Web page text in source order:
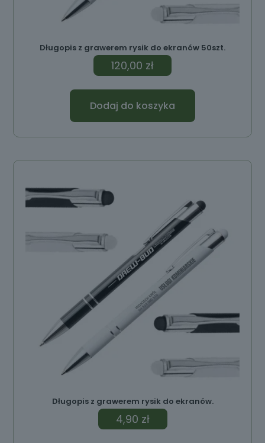
Długopis z grawerem rysik do ekranów 50szt.
120,00 zł
Dodaj do koszyka
Długopis z grawerem rysik do ekranów.
4,90 zł